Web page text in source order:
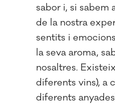
sabor i, si
de la nostra
sentits i
la seva aroma,
nosaltres.
diferents vins), a
diferents